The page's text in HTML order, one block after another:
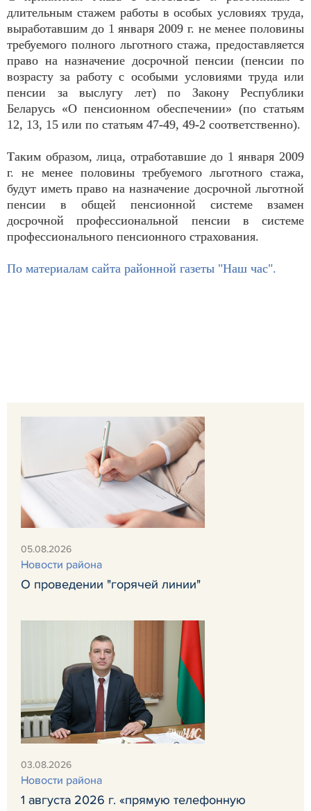
длительным стажем работы в особых условиях труда,
выработавшим до 1 января 2009 г. не менее половины
требуемого полного льготного стажа, предоставляется
право на назначение досрочной пенсии (пенсии по
возрасту за работу с особыми условиями труда или
пенсии за выслугу лет) по Закону Республики
Беларусь «О пенсионном обеспечении» (по статьям
12, 13, 15 или по статьям 47-49, 49-2 соответственно).
Таким образом, лица, отработавшие до 1 января 2009
г. не менее половины требуемого льготного стажа,
будут иметь право на назначение досрочной льготной
пенсии в общей пенсионной системе взамен
досрочной профессиональной пенсии в системе
профессионального пенсионного страхования.
По материалам сайта районной газеты "Наш час".
05.08.2026
Новости района
О проведении "горячей линии"
03.08.2026
Новости района
1 августа 2026 г. «прямую телефонную